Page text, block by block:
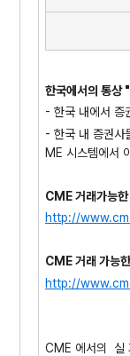
한국에서의 통상
- 한국 내에서 증
- 한국 내 증권사
ME 시스템에서
CME 거래가능
http://
CME 거래 가능
http://
CME 에서의 실